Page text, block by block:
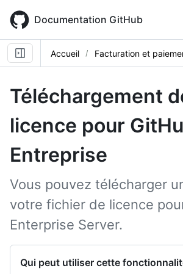
main
content
Documentation GitHub
Accueil Facturation et
Téléchargement
licence pour
Entreprise
Vous pouvez télécharger
votre fichier de licence
Enterprise Server.
Qui peut utiliser cette